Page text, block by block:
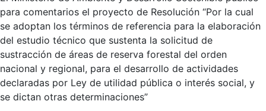
para comentarios el proyecto de Resolución “Por la cual
se adoptan los términos de referencia para la elaboración
del estudio técnico que sustenta la solicitud de
sustracción de áreas de reserva forestal del orden
nacional y regional, para el desarrollo de actividades
declaradas por Ley de utilidad pública o interés social, y
se dictan otras determinaciones”